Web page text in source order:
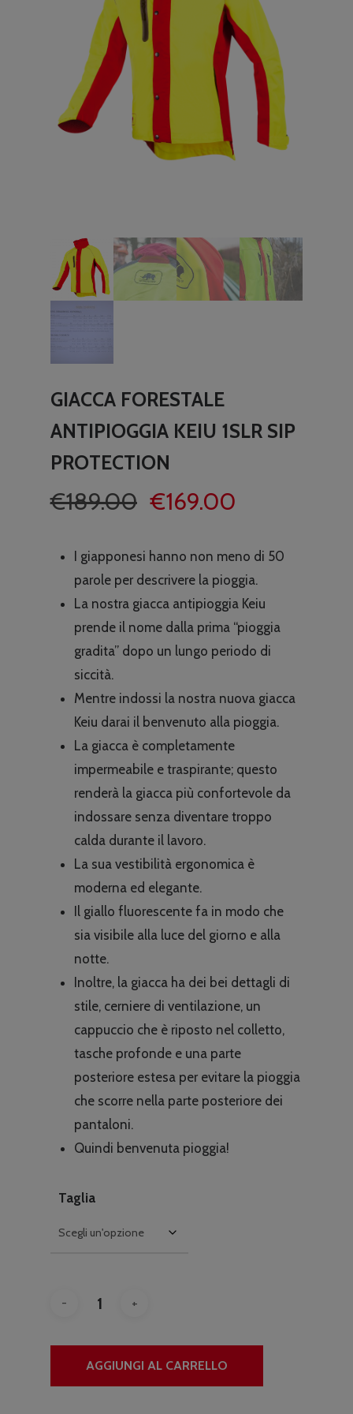
GIACCA FORESTALE
ANTIPIOGGIA KEIU 1SLR SIP
PROTECTION
€189.00 Il
originale
era:
€189.00.
€169.00
attuale
è:
€169.00.
I giapponesi hanno non meno di 50
parole per descrivere la pioggia.
La nostra giacca antipioggia Keiu
prende il nome dalla prima “pioggia
gradita” dopo un lungo periodo di
siccità.
Mentre indossi la nostra nuova giacca
Keiu darai il benvenuto alla pioggia.
La giacca è completamente
impermeabile e traspirante; questo
renderà la giacca più confortevole da
indossare senza diventare troppo
calda durante il lavoro.
La sua vestibilità ergonomica è
moderna ed elegante.
Il giallo fluorescente fa in modo che
sia visibile alla luce del giorno e alla
notte.
Inoltre, la giacca ha dei bei dettagli di
stile, cerniere di ventilazione, un
cappuccio che è riposto nel colletto,
tasche profonde e una parte
posteriore estesa per evitare la pioggia
che scorre nella parte posteriore dei
pantaloni.
Quindi benvenuta pioggia!
Taglia
AGGIUNGI AL CARRELLO